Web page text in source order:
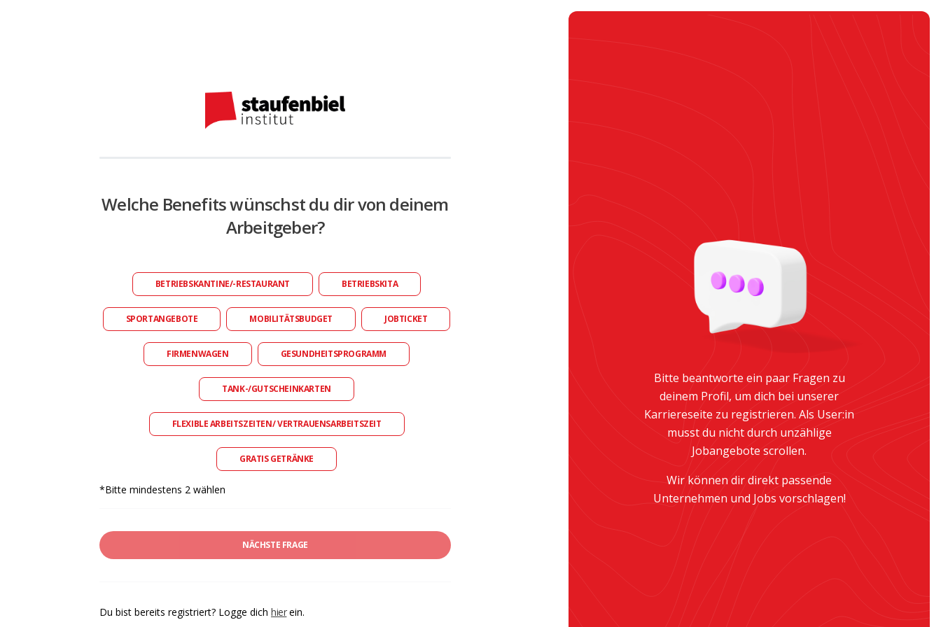
Welche Benefits wünschst du dir von deinem
Arbeitgeber?
BETRIEBSKANTINE/-RESTAURANT BETRIEBSKITA
SPORTANGEBOTE MOBILITÄTSBUDGET JOBTICKET
FIRMENWAGEN GESUNDHEITSPROGRAMM
TANK-/GUTSCHEINKARTEN
FLEXIBLE ARBEITSZEITEN/ VERTRAUENSARBEITSZEIT
GRATIS GETRÄNKE
*Bitte mindestens 2 wählen
NÄCHSTE FRAGE
Du bist bereits registriert? Logge dich hierein.
Bitte beantworte ein paar Fragen zu
deinem Profil, um dich bei unserer
Karriereseite zu registrieren. Als User:in
musst du nicht durch unzählige
Jobangebote scrollen.
Wir können dir direkt passende
Unternehmen und Jobs vorschlagen!